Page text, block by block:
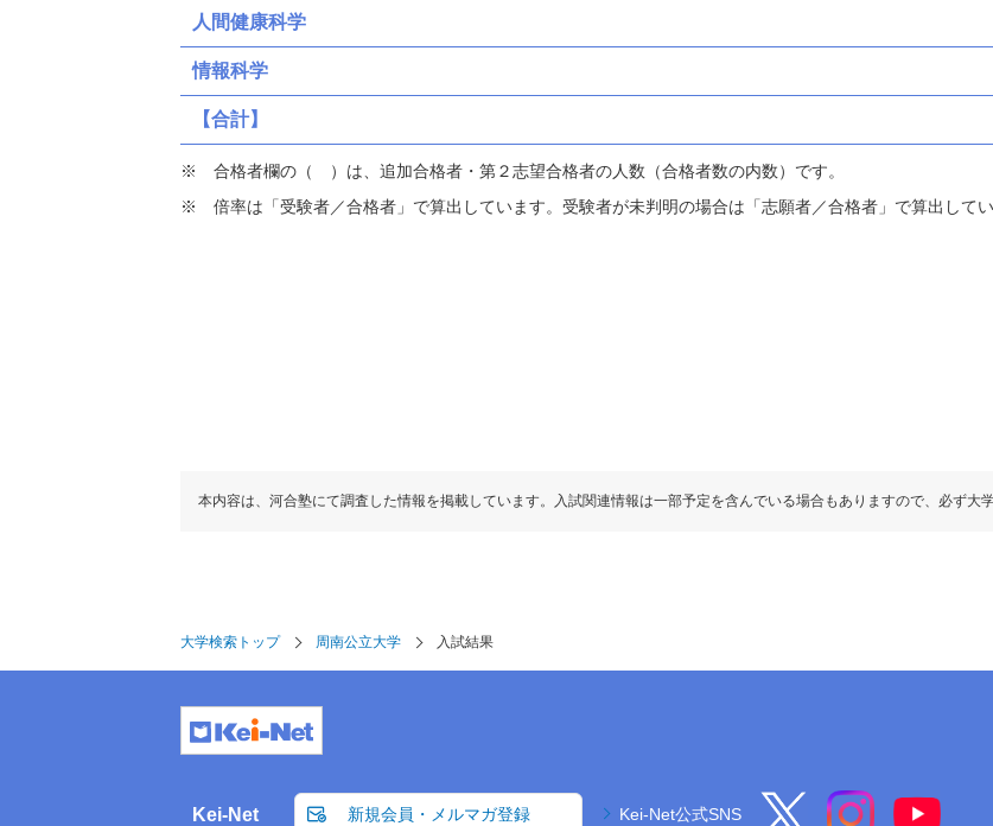
人間健康科学
情報科学
【合計】
合格者欄の（ ）は、追加合格者・第２志望合格者の人数（合格者数の内数）です。
倍率は「受験者／合格者」で算出しています。受験者が未判明の場合は「志願者／合格者」で算出してい
本内容は、河合塾にて調査した情報を掲載しています。入試関連情報は一部予定を含んでいる場合もありますので、必ず大
大学検索トップ 周南公立大学 入試結果
Kei-Net 新規会員・メルマガ登録 Kei-Net公式SNS